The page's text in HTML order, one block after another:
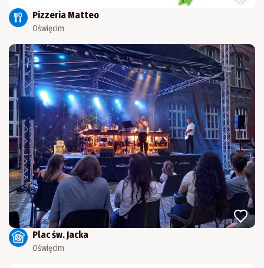
Pizzeria Matteo
Oświęcim
Plac św. Jacka
Oświęcim